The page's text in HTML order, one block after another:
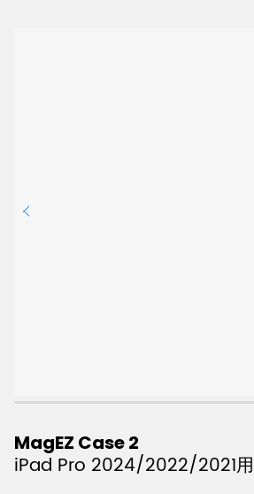
MagEZ Case 2
iPad Pro 2024/2022/2021用